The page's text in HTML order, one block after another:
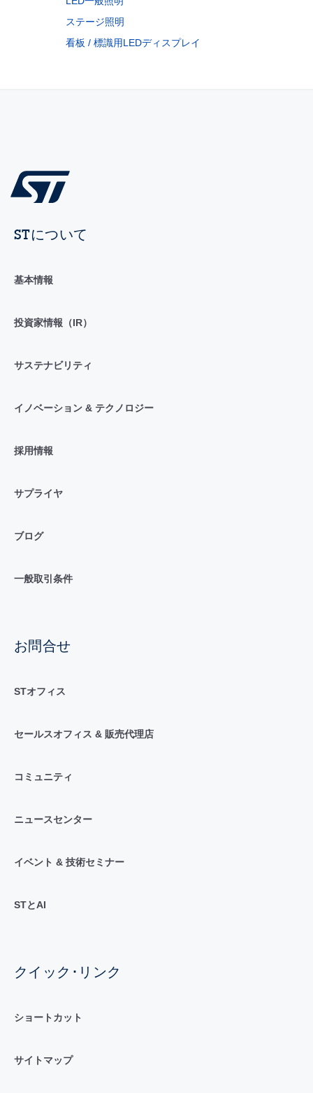
ステージ照明
看板 / 標識用LEDディスプレイ
STについて
基本情報
投資家情報（IR）
サステナビリティ
イノベーション & テクノロジー
採用情報
サプライヤ
ブログ
一般取引条件
お問合せ
STオフィス
セールスオフィス & 販売代理店
コミュニティ
ニュースセンター
イベント & 技術セミナー
STとAI
クイック･リンク
ショートカット
サイトマップ